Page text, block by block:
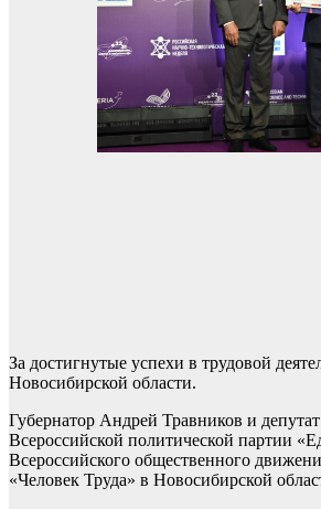
За достигнутые успехи в трудовой
Новосибирской области.
Губернатор Андрей Травников и
Всероссийской политической партии
Всероссийского общественного
«Человек Труда» в Новосибирской